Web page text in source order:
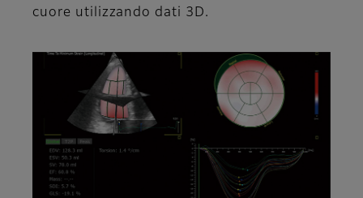
cuore utilizzando dati 3D.